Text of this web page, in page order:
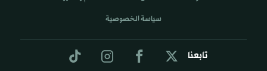
تابعنا
سياسة الخصوصية